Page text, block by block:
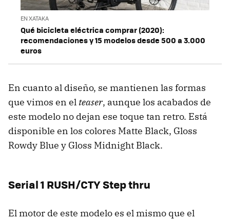
EN XATAKA
Qué bicicleta eléctrica comprar (2020):
recomendaciones y 15 modelos desde 500 a 3.000
euros
En cuanto al diseño, se mantienen las formas
que vimos en el teaser, aunque los acabados de
este modelo no dejan ese toque tan retro. Está
disponible en los colores Matte Black, Gloss
Rowdy Blue y Gloss Midnight Black.
Serial 1 RUSH/CTY Step thru
El motor de este modelo es el mismo que el